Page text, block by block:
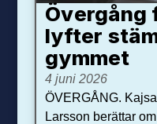
Övergång
lyfter
gymmet
4 juni 2026
ÖVERGÅNG.
Larsson berättar